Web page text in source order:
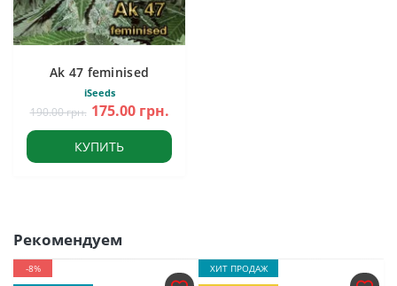
Ak 47 feminised
iSeeds
190.00 грн. 175.00 грн.
КУПИТЬ
Рекомендуем
-8%
ХИТ ПРОДАЖ